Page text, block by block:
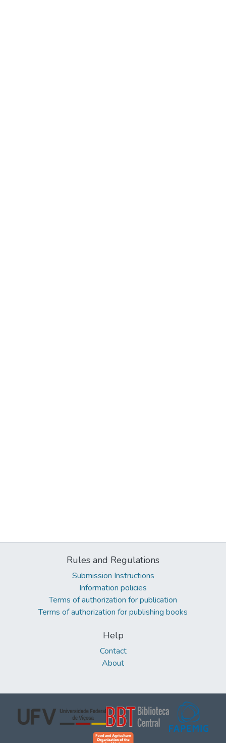
Rules and Regulations
Submission Instructions
Information policies
Terms of authorization for publication
Terms of authorization for publishing books
Help
Contact
About